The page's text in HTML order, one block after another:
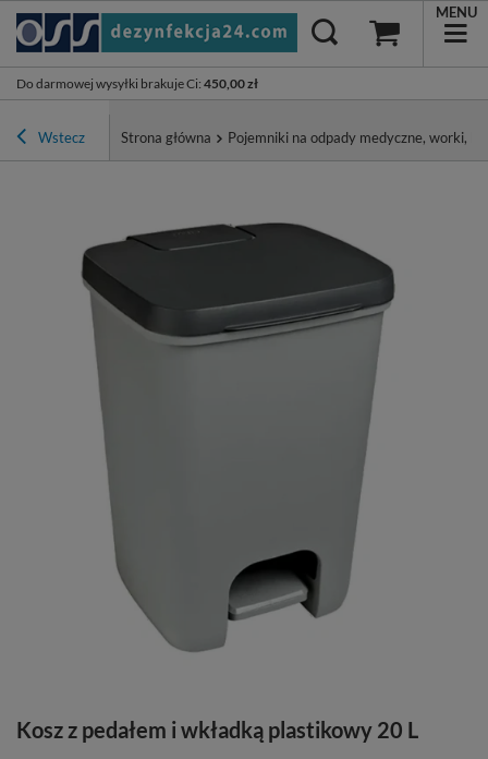
Do darmowej wysyłki brakuje Ci: 450,00 zł
MENU
Wstecz Strona główna Pojemniki na odpady medyczne, worki,
Kosz z pedałem i wkładką plastikowy 20 L